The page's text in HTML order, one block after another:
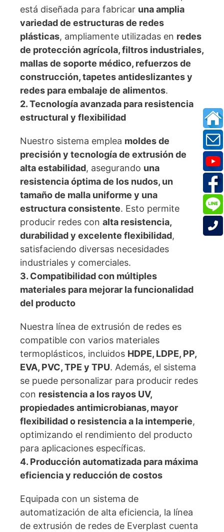
está diseñada para fabricar una amplia
variedad de estructuras de redes
plásticas, ampliamente utilizadas en redes
de protección agrícola, filtros industriales,
mallas de soporte médico, refuerzos de
construcción, tapetes antideslizantes y
redes para embalaje de alimentos.
2. Tecnología avanzada para resistencia
estructural y flexibilidad
Nuestro sistema emplea moldes de
precisión y tecnología de extrusión de
alta estabilidad, asegurando una
resistencia óptima de los nudos, un
tamaño de malla uniforme y una
estructura consistente. Esto permite
producir redes con alta resistencia,
durabilidad y excelente flexibilidad,
satisfaciendo diversas necesidades
industriales y comerciales.
3. Compatibilidad con múltiples
materiales para mejorar la funcionalidad
del producto
Nuestra línea de extrusión de redes es
compatible con varios materiales
termoplásticos, incluidos HDPE, LDPE, PP,
EVA, PVC, TPE y TPU. Además, el sistema
se puede personalizar para producir redes
con resistencia a los rayos UV,
propiedades antimicrobianas, mayor
flexibilidad o resistencia a la intemperie,
optimizando el rendimiento del producto
para aplicaciones específicas.
4. Producción automatizada para máxima
eficiencia y reducción de costos
Equipada con un sistema de
automatización de alta eficiencia, la línea
de extrusión de redes de Everplast cuenta